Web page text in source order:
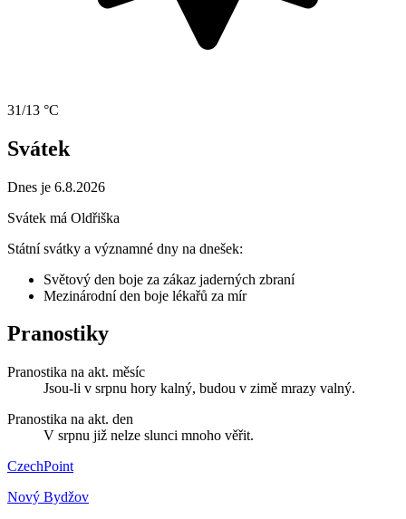
31/13 °C
Svátek
Dnes je 6.8.2026
Svátek má Oldřiška
Státní svátky a významné dny na dnešek:
Světový den boje za zákaz jaderných zbraní
Mezinárodní den boje lékařů za mír
Pranostiky
Pranostika na akt. měsíc
Jsou-li v srpnu hory kalný, budou v zimě mrazy valný.
Pranostika na akt. den
V srpnu již nelze slunci mnoho věřit.
CzechPoint
Nový Bydžov